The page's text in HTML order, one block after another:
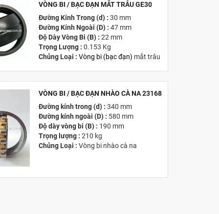
VÒNG BI / BẠC ĐẠN MẮT TRÂU GE30
Đường Kính Trong (d) : 30 mm
Đường Kính Ngoài (D) : 47 mm
Độ Dày Vòng Bi (B) : 22 mm
Trọng Lượng :0.153 Kg
Chủng Loại :Vòng bi (bạc đạn) mắt trâu
VÒNG BI / BẠC ĐẠN NHÀO CÀ NA 23168
Đường kính trong (d) : 340 mm
Đường kính ngoài (D) : 580 mm
Độ dày vòng bi (B) : 190 mm
Trọng lượng : 210 kg
Chủng Loại :Vòng bi nhào cà na